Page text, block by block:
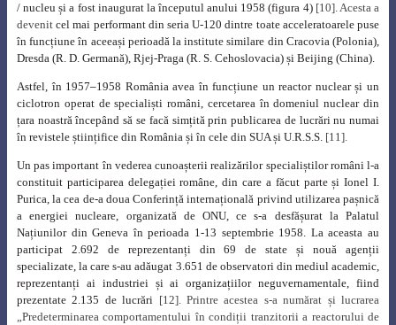
/ nucleu și a fost inaugurat la începutul anului 1958 (figura 4)[10]. Acesta a
devenitcel mai performant din seria U-120 dintre toate acceleratoarele puse
în funcțiune în aceeași perioadă la institute similare din Cracovia (Polonia),
Dresda (R. D. Germană), Rjej-Praga (R. S. Cehoslovacia) și Beijing (China).
Astfel, în 1957–1958 România avea în funcțiune un reactor nuclear și un
ciclotron operat de specialiști români, cercetarea în domeniul nuclear din
țara noastră începând să se facă simțită prin publicarea de lucrări nu numai
în revistele științifice din România și în cele din SUA și U.R.S.S. [11].
Un pas important în vederea cunoașterii realizărilor specialiștilor români l-a
constituit participarea delegației române, din care a făcut parte și Ionel I.
Purica, la cea de-a doua Conferință internațională privind utilizarea pașnică
a energiei nucleare, organizată de ONU, ce s-a desfășurat la Palatul
Națiunilor din Geneva în perioada 1-13 septembrie 1958. La aceasta au
participat 2.692 de reprezentanți din 69 de state și nouă agenții
specializate, la care s-au adăugat 3.651 de observatori din mediul academic,
reprezentanți ai industriei și ai organizațiilor neguvernamentale, fiind
prezentate 2.135 de lucrări [12]. Printre acestea s-a numărat și lucrarea
„Predeterminarea comportamentului în condiții tranzitorii a reactorului de